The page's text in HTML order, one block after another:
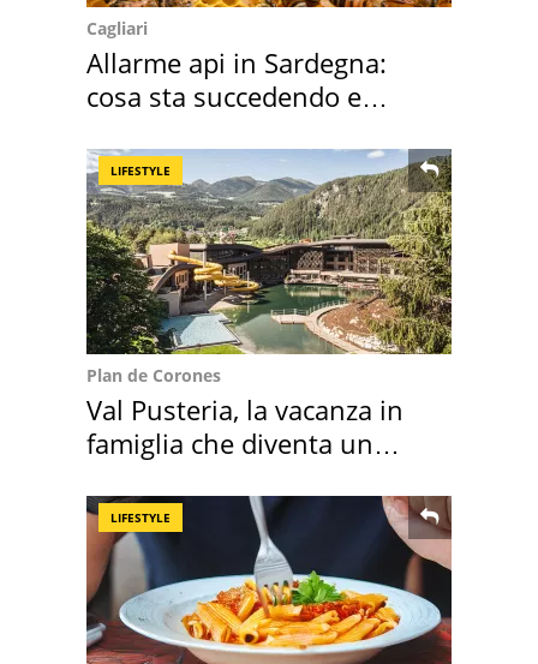
Cagliari
Allarme api in Sardegna:
cosa sta succedendo e
LIFESTYLE
Plan de Corones
Val Pusteria, la vacanza in
famiglia che diventa un
LIFESTYLE